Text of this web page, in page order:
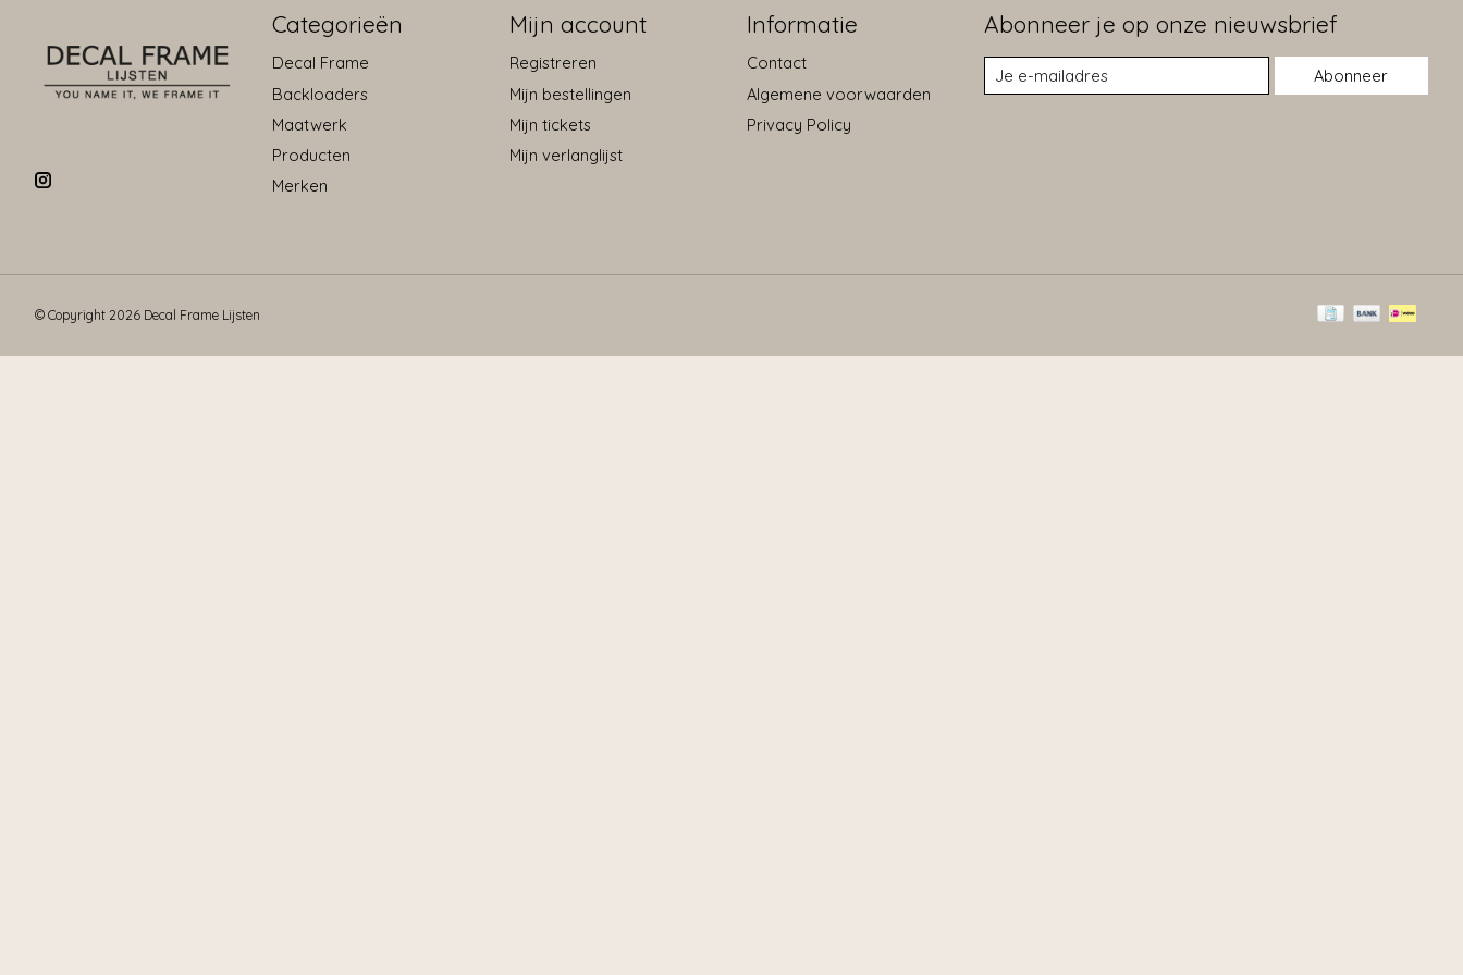
Categorieën
Decal Frame
Backloaders
Maatwerk
Producten
Merken
Mijn account
Registreren
Mijn bestellingen
Mijn tickets
Mijn verlanglijst
Informatie
Contact
Algemene voorwaarden
Privacy Policy
Abonneer je op onze nieuwsbrief
Abonneer
© Copyright 2026 Decal Frame Lijsten